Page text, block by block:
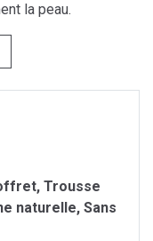
la peau.
Trousse
naturelle, Sans